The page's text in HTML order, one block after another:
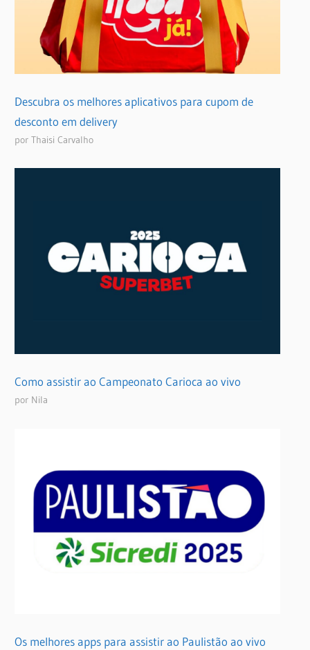
Descubra os melhores aplicativos para cupom de
desconto em delivery
por Thaisi Carvalho
Como assistir ao Campeonato Carioca ao vivo
por Nila
Os melhores apps para assistir ao Paulistão ao vivo